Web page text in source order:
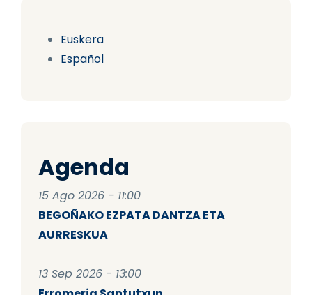
Euskera
Español
Agenda
15 Ago 2026 - 11:00
BEGOÑAKO EZPATA DANTZA ETA
AURRESKUA
13 Sep 2026 - 13:00